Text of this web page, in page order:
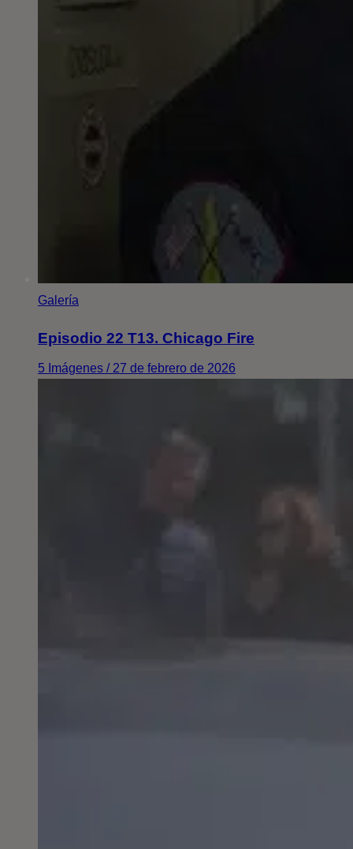
Galería
Episodio 22 T13. Chicago Fire
5 Imágenes / 27 de febrero de 2026